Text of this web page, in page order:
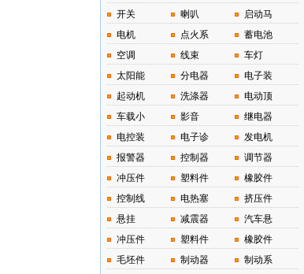
开关
喇叭
启动马
电机
点火系
蓄电池
空调
线束
车灯
太阳能
分电器
电子装
起动机
洗涤器
电动顶
车载小
影音
继电器
电控装
电子诊
发电机
报警器
控制器
调节器
冲压件
塑料件
橡胶件
控制线
电热塞
挤压件
悬挂
减震器
汽车悬
冲压件
塑料件
橡胶件
毛坯件
制动器
制动系